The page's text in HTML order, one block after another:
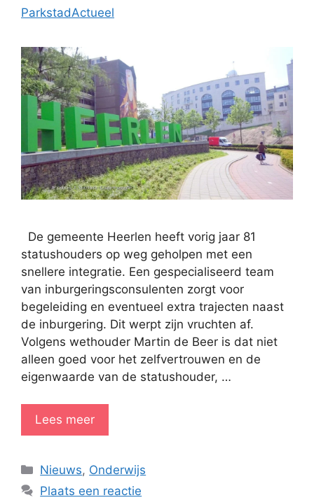
ParkstadActueel
De gemeente Heerlen heeft vorig jaar 81
statushouders op weg geholpen met een
snellere integratie. Een gespecialiseerd team
van inburgeringsconsulenten zorgt voor
begeleiding en eventueel extra trajecten naast
de inburgering. Dit werpt zijn vruchten af.
Volgens wethouder Martin de Beer is dat niet
alleen goed voor het zelfvertrouwen en de
eigenwaarde van de statushouder, …
Lees meer
Categorieën
Nieuws, Onderwijs
Plaats een reactie